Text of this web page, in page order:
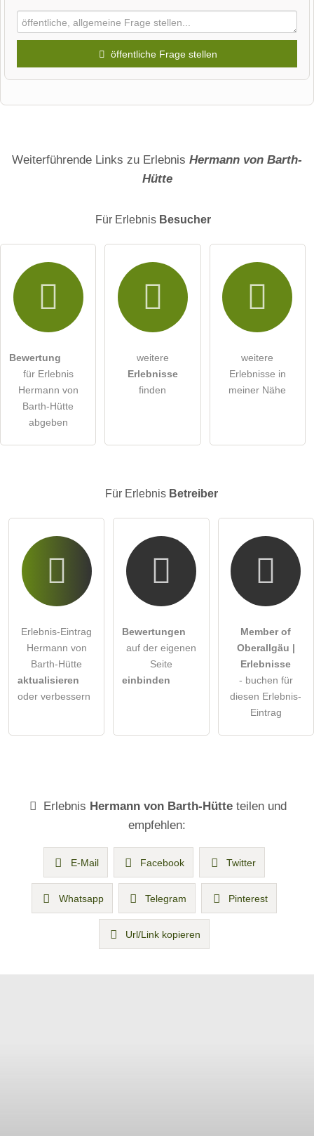
öffentliche Frage stellen
Hiermit akzeptiere ich die .
Die Datenschutzerklärunghabe ich zur Kenntnis genommen.
Hinweis:Bitte beachten Sie, öffentliche Fragen sindfür alle
Besucher sichtbar
Klicken Sie hier um eine
Weiterführende Links zu Erlebnis Hermann von Barth-
Hütte
Für Erlebnis Besucher
Bewertung
für Erlebnis
Hermann von
Barth-Hütte
abgeben
weitere
Erlebnisse
finden
weitere
Erlebnisse in
meiner Nähe
Für Erlebnis Betreiber
Erlebnis-Eintrag
Hermann von
Barth-Hütte
aktualisieren
oder verbessern
Bewertungen
auf der eigenen
Seite
einbinden
Member of
Oberallgäu |
Erlebnisse
- buchen für
diesen Erlebnis-
Eintrag
Erlebnis Hermann von Barth-Hütte teilen und
empfehlen:
E-Mail Facebook Twitter
Whatsapp Telegram Pinterest
Url/Link kopieren